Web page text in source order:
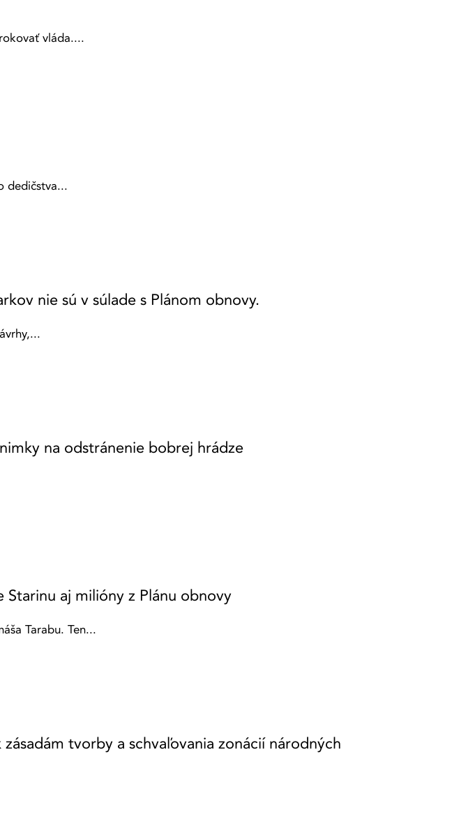
vláda....
dedičstva...
nie sú v súlade s Plánom obnovy.
na odstránenie bobrej hrádze
Starinu aj milióny z Plánu obnovy
Tarabu. Ten...
tvorby a schvaľovania zonácií národných